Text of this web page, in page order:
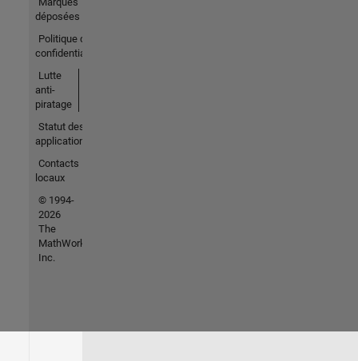
déposées
Politique de
confidentialité
Lutte
anti-
piratage
Statut des
applications
Contacts
locaux
© 1994-
2026
The
MathWorks,
Inc.